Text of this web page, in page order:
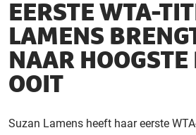
EERSTE WTA-
LAMENS
NAAR
OOIT
Suzan Lamens heeft haar eerste